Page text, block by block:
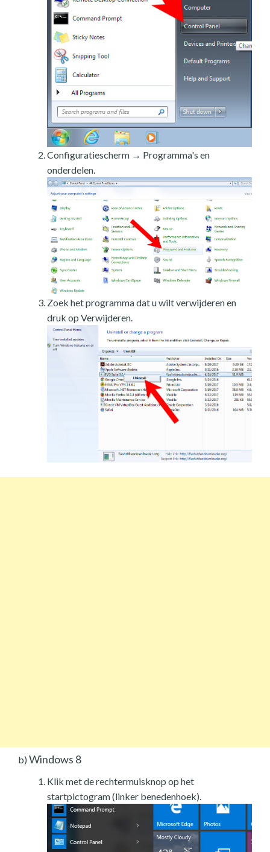
Configuratiescherm → Programma's en
onderdelen.
Zoek het programma dat u wilt verwijderen en
druk op Verwijderen.
b) Windows 8
Klik met de rechtermuisknop op het
startpictogram (linker benedenhoek).